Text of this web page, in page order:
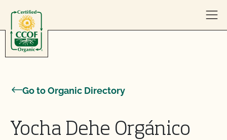
Go to Organic Directory
Yocha Dehe Orgánico